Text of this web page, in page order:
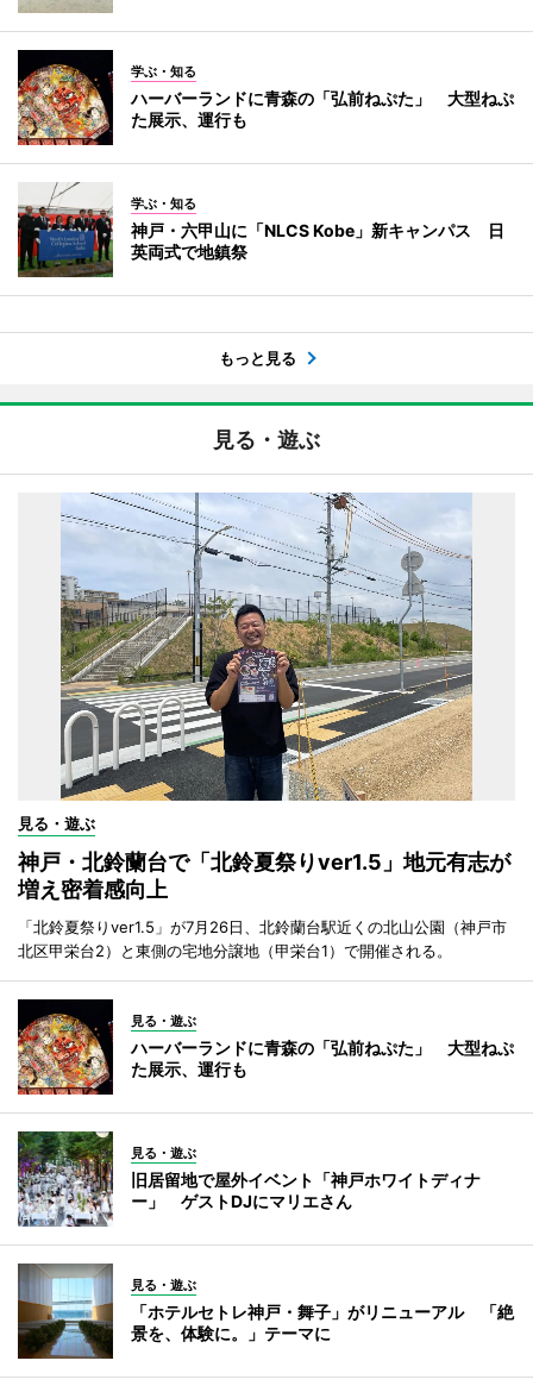
学ぶ・知る
ハーバーランドに青森の「弘前ねぷた」 大型ねぷ
た展示、運行も
学ぶ・知る
神戸・六甲山に「NLCS Kobe」新キャンパス 日
英両式で地鎮祭
もっと見る
見る・遊ぶ
見る・遊ぶ
神戸・北鈴蘭台で「北鈴夏祭りver1.5」地元有志が
増え密着感向上
「北鈴夏祭りver1.5」が7月26日、北鈴蘭台駅近くの北山公園（神戸市
北区甲栄台2）と東側の宅地分譲地（甲栄台1）で開催される。
見る・遊ぶ
ハーバーランドに青森の「弘前ねぷた」 大型ねぷ
た展示、運行も
見る・遊ぶ
旧居留地で屋外イベント「神戸ホワイトディナ
ー」 ゲストDJにマリエさん
見る・遊ぶ
「ホテルセトレ神戸・舞子」がリニューアル 「絶
景を、体験に。」テーマに